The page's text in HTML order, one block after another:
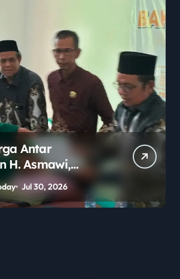
Palang Pintu, H.
Hamdani Daftarkan
Bacalon Kades
Makmur Periode 2026-
Bekasi Today Jul 29, 2026